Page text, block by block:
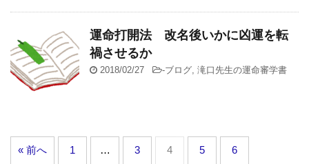
運命打開法 改名後いかに凶運を転
禍させるか
2018/02/27 -ブログ 滝口先生の運命審学書
« 前へ 1 … 3 4 5 6